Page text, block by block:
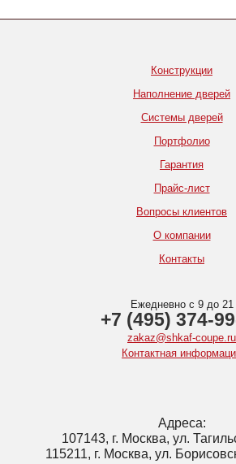
Конструкции
Наполнение дверей
Системы дверей
Портфолио
Гарантия
Прайс-лист
Вопросы клиентов
О компании
Контакты
Ежедневно с 9 до 21
+7 (495) 374-
zakaz@shkaf-coupe.ru
Контактная
Адреса:
107143, г. Москва, ул.
115211, г. Москва, ул.